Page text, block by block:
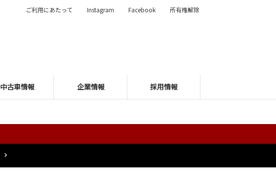
中古車情報 企業情報 採用情報
ご利用にあたって Instagram Facebook 所有権解除